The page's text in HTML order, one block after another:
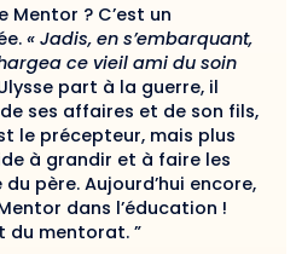
Mentor ? C’est un
« Jadis, en s’embarquant,
ce vieil ami du soin
part à la guerre, il
ses affaires et de son fils,
le précepteur, mais plus
à grandir et à faire les
père. Aujourd’hui encore,
dans l’éducation !
du mentorat. ”